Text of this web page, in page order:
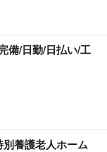
備/日勤/日払い/工
別養護老人ホーム